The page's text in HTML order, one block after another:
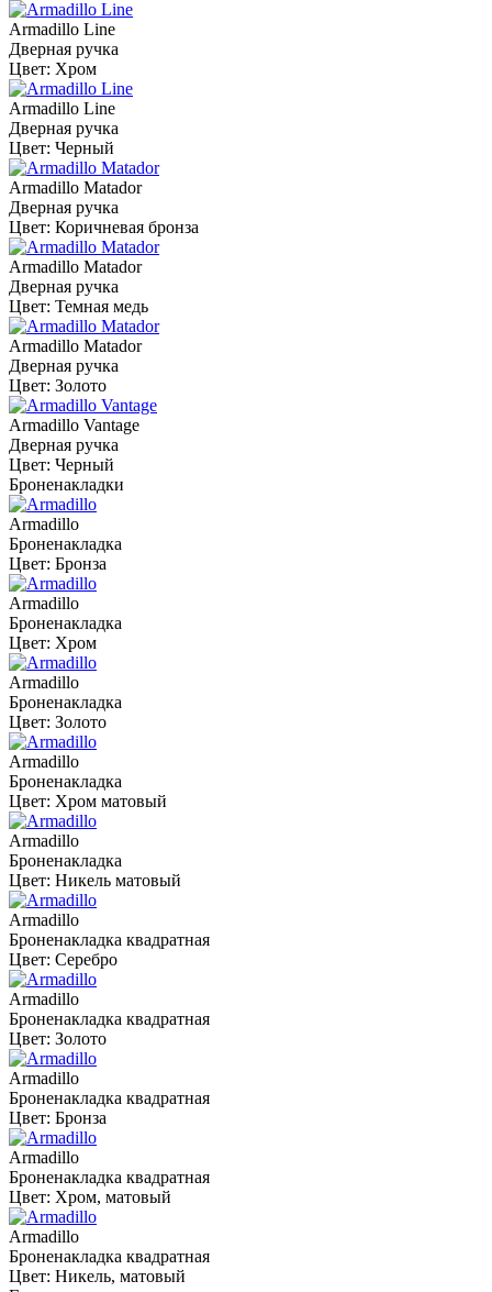
Armadillo Line
Дверная ручка
Цвет: Хром
Armadillo Line
Дверная ручка
Цвет: Черный
Armadillo Matador
Дверная ручка
Цвет: Коричневая бронза
Armadillo Matador
Дверная ручка
Цвет: Темная медь
Armadillo Matador
Дверная ручка
Цвет: Золото
Armadillo Vantage
Дверная ручка
Цвет: Черный
Броненакладки
Armadillo
Броненакладка
Цвет: Бронза
Armadillo
Броненакладка
Цвет: Хром
Armadillo
Броненакладка
Цвет: Золото
Armadillo
Броненакладка
Цвет: Хром матовый
Armadillo
Броненакладка
Цвет: Никель матовый
Armadillo
Броненакладка квадратная
Цвет: Серебро
Armadillo
Броненакладка квадратная
Цвет: Золото
Armadillo
Броненакладка квадратная
Цвет: Бронза
Armadillo
Броненакладка квадратная
Цвет: Хром, матовый
Armadillo
Броненакладка квадратная
Цвет: Никель, матовый